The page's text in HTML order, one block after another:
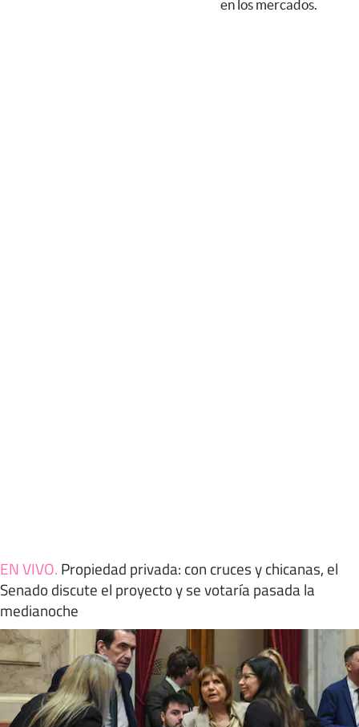
en los mercados.
EN VIVO. Propiedad privada: con cruces y chicanas, el
Senado discute el proyecto y se votaría pasada la
medianoche